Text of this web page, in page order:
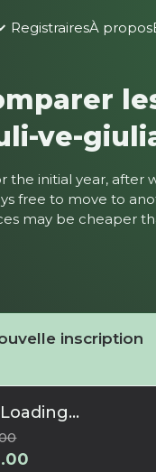
RegistrairesÀ propos
ve-
the initial year, after
free to move to
may be cheaper
inscription
Loading...